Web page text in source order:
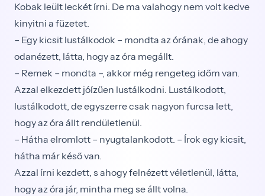
Kobak leült leckét írni. De ma valahogy nem volt kedve
kinyitni a füzetet.
– Egy kicsit lustálkodok – mondta az órának, de ahogy
odanézett, látta, hogy az óra megállt.
– Remek – mondta –, akkor még rengeteg időm van.
Azzal elkezdett jóízűen lustálkodni. Lustálkodott,
lustálkodott, de egyszerre csak nagyon furcsa lett,
hogy az óra állt rendületlenül.
– Hátha elromlott – nyugtalankodott. – Írok egy kicsit,
hátha már késő van.
Azzal írni kezdett, s ahogy felnézett véletlenül, látta,
hogy az óra jár, mintha meg se állt volna.